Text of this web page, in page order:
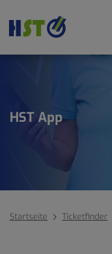
HST App
Startseite Ticketfinder